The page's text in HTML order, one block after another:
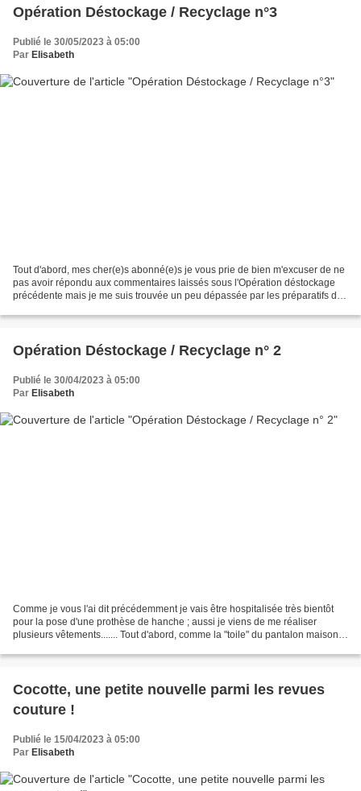
Opération Déstockage / Recyclage n°3
Publié le 30/05/2023 à 05:00
Par Elisabeth
Tout d'abord, mes cher(e)s abonné(e)s je vous prie de bien m'excuser de ne
pas avoir répondu aux commentaires laissés sous l'Opération déstockage
précédente mais je me suis trouvée un peu dépassée par les préparatifs de
Opération Déstockage / Recyclage n° 2
Publié le 30/04/2023 à 05:00
Par Elisabeth
Comme je vous l'ai dit précédemment je vais être hospitalisée très bientôt
pour la pose d'une prothèse de hanche ; aussi je viens de me réaliser
plusieurs vêtements....... Tout d'abord, comme la "toile" du pantalon maison
Cocotte, une petite nouvelle parmi les revues
couture !
Publié le 15/04/2023 à 05:00
Par Elisabeth